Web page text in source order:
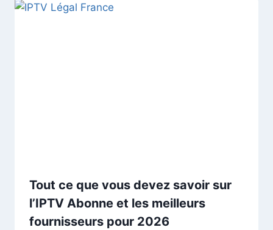
Tout ce que vous devez savoir sur
l’IPTV Abonne et les meilleurs
fournisseurs pour 2026